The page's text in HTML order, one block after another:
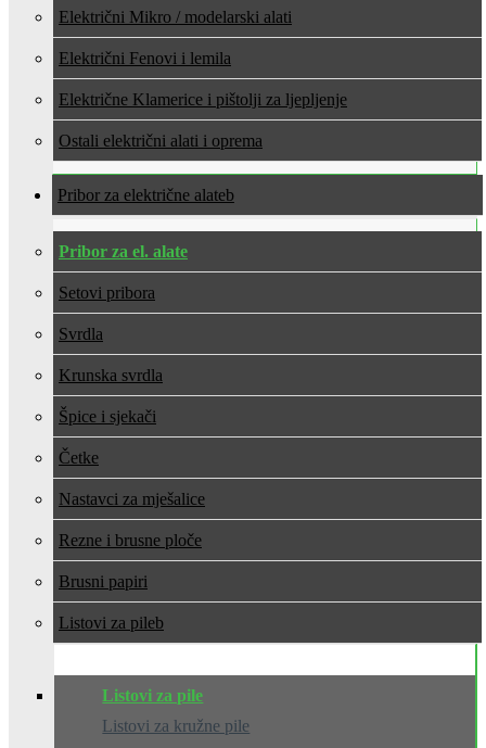
Električni Mikro / modelarski alati
Električni Fenovi i lemila
Električne Klamerice i pištolji za ljepljenje
Ostali električni alati i oprema
Pribor za električne alate
Pribor za el. alate
Setovi pribora
Svrdla
Krunska svrdla
Špice i sjekači
Četke
Nastavci za mješalice
Rezne i brusne ploče
Brusni papiri
Listovi za pile
Listovi za pile
Listovi za kružne pile